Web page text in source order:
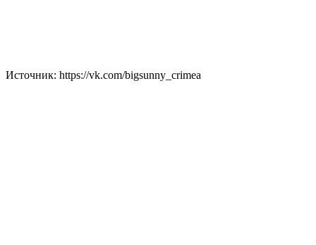
Источник: https://vk.com/bigsunny_crimea